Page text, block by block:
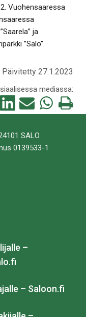
Vuohensaaressa
ja
”Salo”.
Päivitetty 27.1.2023
mediassa:
Jaa
tämä
Jaa
tämä
Jaa
tämä
Tulosta
tämä
SALO
0139533-1
–
– Saloon.fi